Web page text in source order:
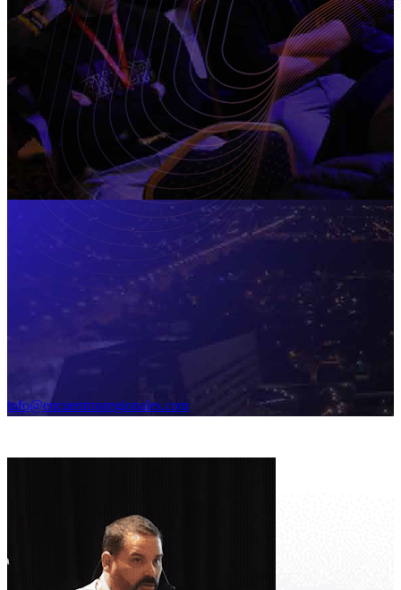
info@encuentrosregionales.com